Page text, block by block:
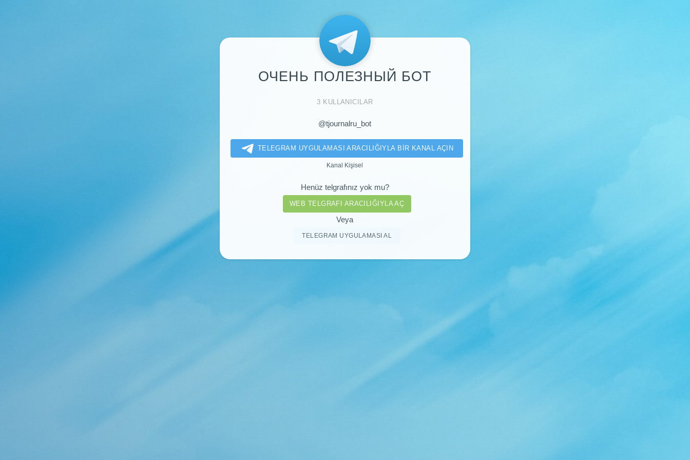
ОЧЕНЬ ПОЛЕЗНЫЙ БОТ
3 KULLANICILAR
@tjournalru_bot
TELEGRAM UYGULAMASI ARACILIĞIYLA BIR KANAL AÇIN
Kanal Kişisel
Henüz telgrafınız yok mu?
WEB TELGRAFI ARACILIĞIYLA AÇ
Veya
TELEGRAM UYGULAMASI AL